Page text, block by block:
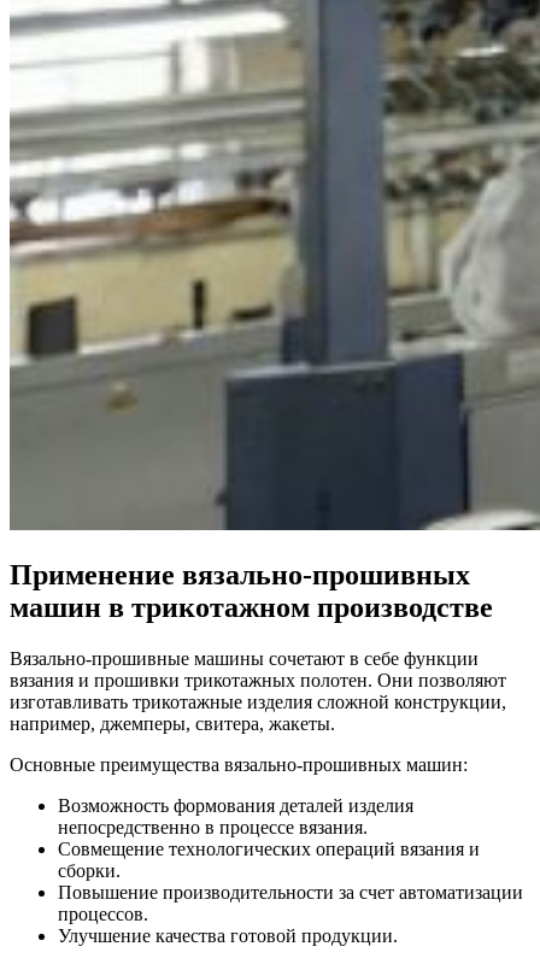
Применение вязально-прошивных
машин в трикотажном производстве
Вязально-прошивные машины сочетают в себе функции
вязания и прошивки трикотажных полотен. Они позволяют
изготавливать трикотажные изделия сложной конструкции,
например, джемперы, свитера, жакеты.
Основные преимущества вязально-прошивных машин:
Возможность формования деталей изделия
непосредственно в процессе вязания.
Совмещение технологических операций вязания и
сборки.
Повышение производительности за счет автоматизации
процессов.
Улучшение качества готовой продукции.